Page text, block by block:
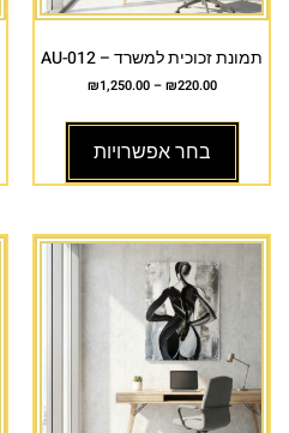
תמונת זכוכית למשרד – AU-012
₪220.00
–
₪1,250.00
בחר אפשרויות